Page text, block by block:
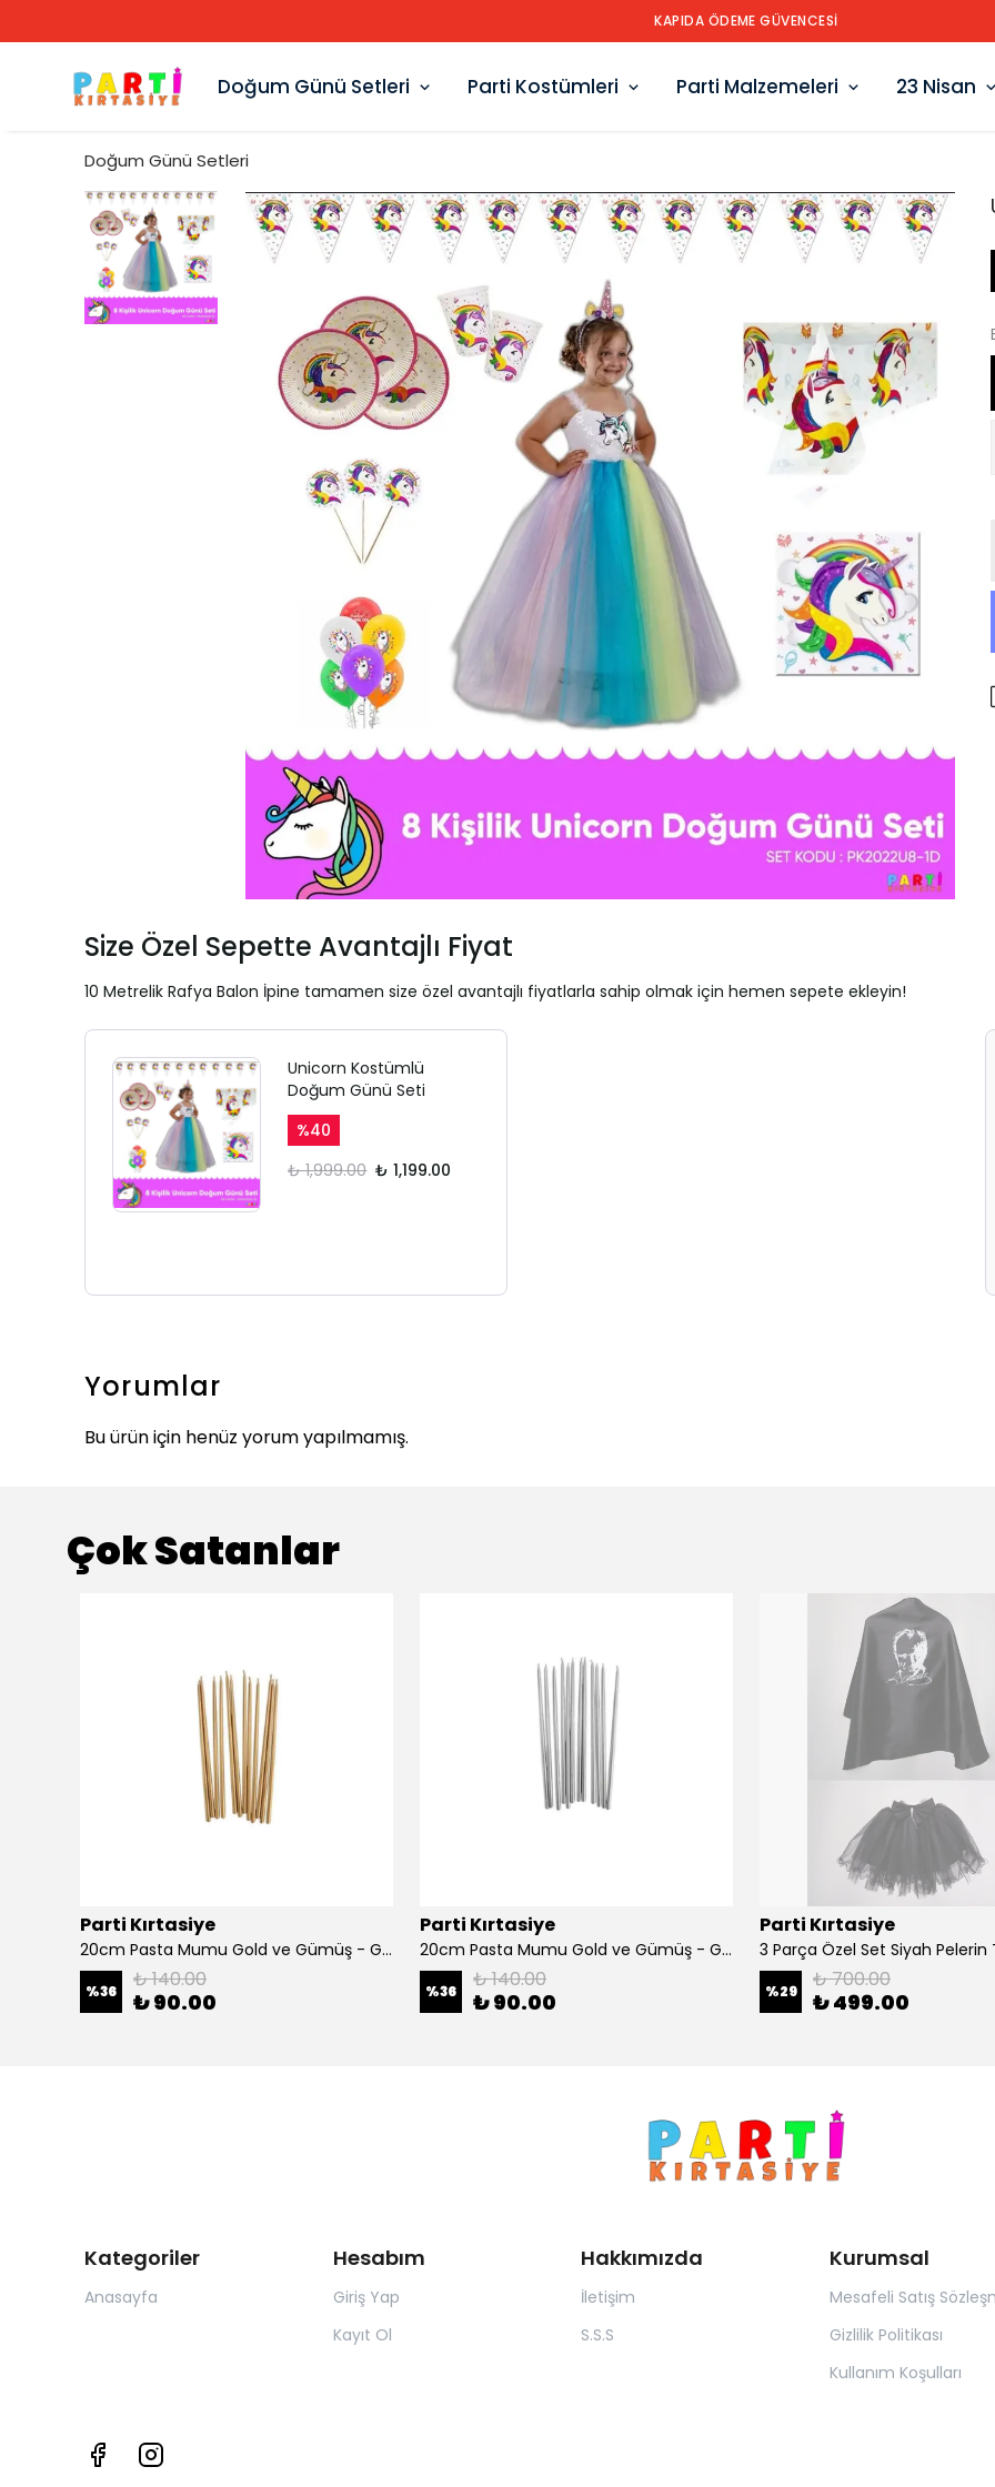
ÜRETİCİDEN EN UYGUN FİYAT GARANTİSİ
Doğum Günü Setleri Parti Kostümleri Parti Malzemeleri 23 Nisan
Doğum Günü Setleri
Size Özel Sepette Avantajlı Fiyat
10 Metrelik Rafya Balon İpine tamamen size özel avantajlı fiyatlarla sahip olmak için hemen sepete ekleyin!
Unicorn Kostümlü
Doğum Günü Seti
%40
₺ 1,999.00 ₺ 1,199.00
Yorumlar
Bu ürün için henüz yorum yapılmamış.
Çok Satanlar
Parti Kırtasiye
20cm Pasta Mumu Gold ve Gümüş - Gold
%36 ₺ 140.00
₺ 90.00
Parti Kırtasiye
20cm Pasta Mumu Gold ve Gümüş - Gümüş
%36 ₺ 140.00
₺ 90.00
Parti Kırtasiye
%29 ₺ 700.00
₺ 499.00
Kategoriler
Anasayfa
Hesabım
Giriş Yap
Kayıt Ol
Hakkımızda
İletişim
S.S.S
Kurumsal
Mesafeli Satış
Gizlilik Politikası
Kullanım Koşulları